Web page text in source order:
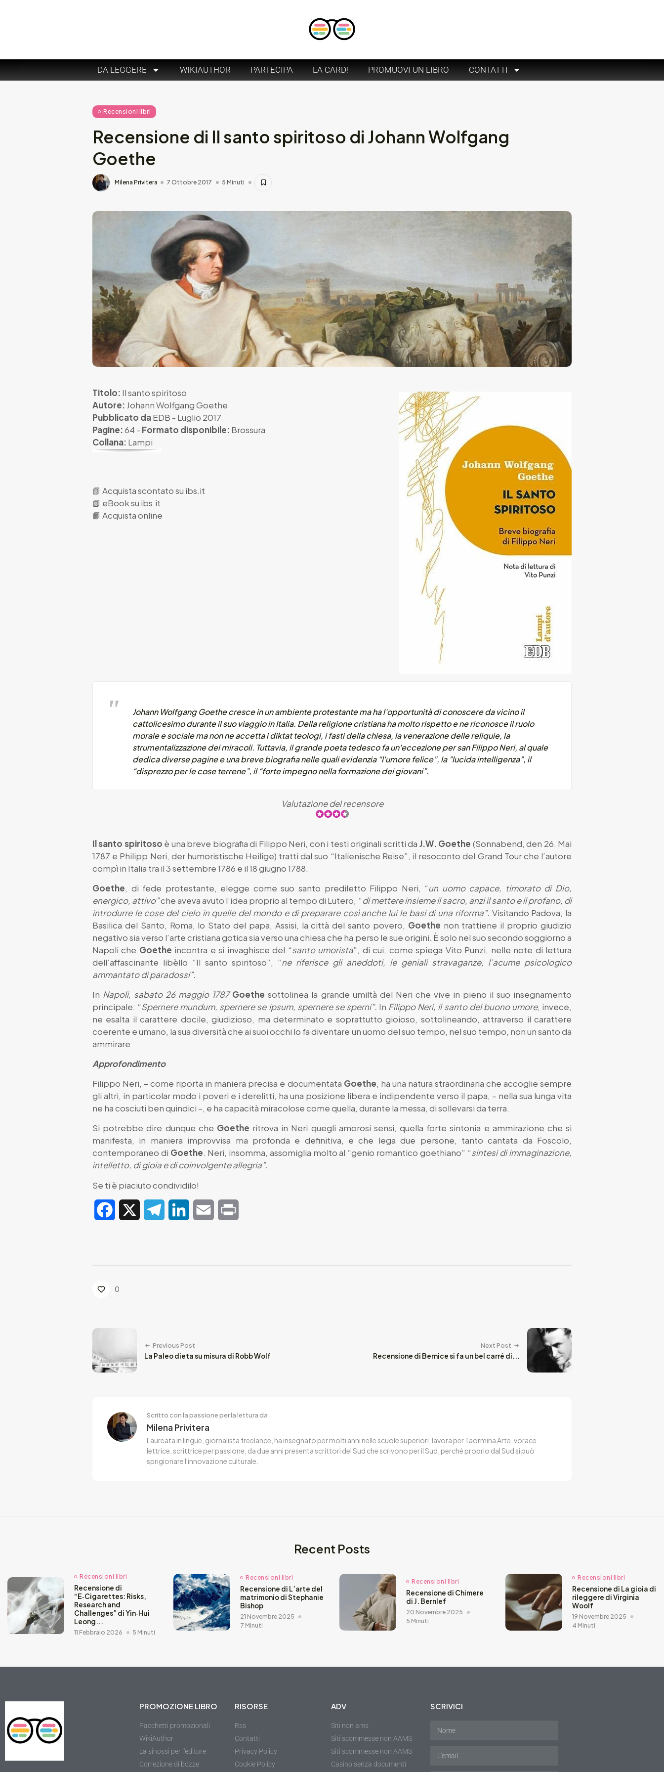
DA LEGGERE WIKIAUTHOR PARTECIPA LA CARD! PROMUOVI UN LIBRO CONTATTI
Recensioni libri
Recensione di Il santo spiritoso di Johann Wolfgang
Goethe
Milena Privitera 7 Ottobre 2017 5 Minuti
Titolo: Il santo spiritoso
Autore: Johann Wolfgang Goethe
Pubblicato daEDB - Luglio 2017
Pagine:64 - Formato disponibile: Brossura
Collana: Lampi
📗 Acquista scontato su ibs.it
📗 eBook su ibs.it
📙 Acquista online
Johann Wolfgang Goethe cresce in un ambiente protestante ma ha l'opportunità di conoscere da vicino il
cattolicesimo durante il suo viaggio in Italia. Della religione cristiana ha molto rispetto e ne riconosce il ruolo
morale e sociale ma non ne accetta i diktat teologi, i fasti della chiesa, la venerazione delle reliquie, la
strumentalizzazione dei miracoli. Tuttavia, il grande poeta tedesco fa un'eccezione per san Filippo Neri, al quale
dedica diverse pagine e una breve biografia nelle quali evidenzia “l'umore felice”, la ”lucida intelligenza”, il
“disprezzo per le cose terrene”, il “forte impegno nella formazione dei giovani”.
Valutazione del recensore
Il santo spiritoso è una breve biografia di Filippo Neri, con i testi originali scritti da J.W. Goethe (Sonnabend, den 26. Mai
1787 e Philipp Neri, der humoristische Heilige) tratti dal suo “Italienische Reise”, il resoconto del Grand Tour che l’autore
compì in Italia tra il 3 settembre 1786 e il 18 giugno 1788.
Goethe, di fede protestante, elegge come suo santo prediletto Filippo Neri, “un uomo capace, timorato di Dio,
energico, attivo”che aveva avuto l’idea proprio al tempo di Lutero, “di mettere insieme il sacro, anzi il santo e il profano, di
introdurre le cose del cielo in quelle del mondo e di preparare così anche lui le basi di una riforma”. Visitando Padova, la
Basilica del Santo, Roma, lo Stato del papa, Assisi, la città del santo povero, Goethe non trattiene il proprio giudizio
negativo sia verso l’arte cristiana gotica sia verso una chiesa che ha perso le sue origini. È solo nel suo secondo soggiorno a
Napoli che Goethe incontra e si invaghisce del “santo umorista”, di cui, come spiega Vito Punzi, nelle note di lettura
dell’affascinante libèllo “Il santo spiritoso”, “ne riferisce gli aneddoti, le geniali stravaganze, l’acume psicologico
ammantato di paradossi”.
In Napoli, sabato 26 maggio 1787 Goethe sottolinea la grande umiltà del Neri che vive in pieno il suo insegnamento
principale: “Spernere mundum, spernere se ipsum, spernere se sperni”. In Filippo Neri, il santo del buono umore, invece,
ne esalta il carattere docile, giudizioso, ma determinato e soprattutto gioioso, sottolineando, attraverso il carattere
coerente e umano, la sua diversità che ai suoi occhi lo fa diventare un uomo del suo tempo, nel suo tempo, non un santo da
ammirare
Approfondimento
Filippo Neri, – come riporta in maniera precisa e documentata Goethe, ha una natura straordinaria che accoglie sempre
gli altri, in particolar modo i poveri e i derelitti, ha una posizione libera e indipendente verso il papa, – nella sua lunga vita
ne ha cosciuti ben quindici –, e ha capacità miracolose come quella, durante la messa, di sollevarsi da terra.
Si potrebbe dire dunque che Goethe ritrova in Neri quegli amorosi sensi, quella forte sintonia e ammirazione che si
manifesta, in maniera improvvisa ma profonda e definitiva, e che lega due persone, tanto cantata da Foscolo,
contemporaneo di Goethe. Neri, insomma, assomiglia molto al “genio romantico goethiano” “sintesi di immaginazione,
intelletto, di gioia e di coinvolgente allegria”.
Se ti è piaciuto condividilo!
Facebook TelegramLinkedIn Email
0
Previous Post
La Paleo dieta su misura di Robb Wolf
Next Post
Recensione di Bernice si fa un bel carré di...
Scritto con la passione per la lettura da
Milena Privitera
Laureata in lingue, giornalista freelance, ha insegnato per molti anni nelle scuole superiori, lavora per Taormina Arte, vorace
lettrice, scrittrice per passione, da due anni presenta scrittori del Sud che scrivono per il Sud, perché proprio dal Sud si può
sprigionare l'innovazione culturale.
Recent Posts
Recensioni libri
Recensione di
“E‑Cigarettes: Risks,
Research and
Challenges” di Yin‑Hui
Leong...
11 Febbraio 2026 5 Minuti
Recensioni libri
Recensione di L’arte del
matrimonio di Stephanie
Bishop
21 Novembre 2025
7 Minuti
Recensioni libri
Recensione di Chimere
di J. Bernlef
20 Novembre 2025
5 Minuti
Recensioni libri
Recensione di La gioia di
rileggere di Virginia
Woolf
19 Novembre 2025
4 Minuti
PROMOZIONE LIBRO
Pacchetti promozionali
WikiAuthor
La sinossi per l'editore
Correzione di bozze
RISORSE
Rss
Contatti
Privacy Policy
Cookie Policy
ADV
Siti non ams
Siti scommesse non AAMS
Siti scommesse non AAMS
Casino senza documenti
SCRIVICI